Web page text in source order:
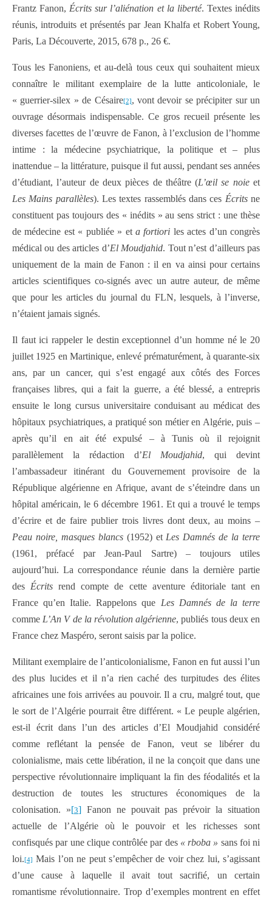
Frantz Fanon, Écrits sur l’aliénation et la liberté. Textes inédits
réunis, introduits et présentés par Jean Khalfa et Robert Young,
Paris, La Découverte, 2015, 678 p., 26 €.
Tous les Fanoniens, et au-delà tous ceux qui souhaitent mieux
connaître le militant exemplaire de la lutte anticoloniale, le
« guerrier-silex » de Césaire[2] , vont devoir se précipiter sur un
ouvrage désormais indispensable. Ce gros recueil présente les
diverses facettes de l’œuvre de Fanon, à l’exclusion de l’homme
intime : la médecine psychiatrique, la politique et – plus
inattendue – la littérature, puisque il fut aussi, pendant ses années
d’étudiant, l’auteur de deux pièces de théâtre (L’œil se noieet
Les Mains parallèles). Les textes rassemblés dans ces Écritsne
constituent pas toujours des « inédits » au sens strict : une thèse
de médecine est « publiée » et a fortiori les actes d’un congrès
médical ou des articles d’El Moudjahid. Tout n’est d’ailleurs pas
uniquement de la main de Fanon : il en va ainsi pour certains
articles scientifiques co-signés avec un autre auteur, de même
que pour les articles du journal du FLN, lesquels, à l’inverse,
n’étaient jamais signés.
Il faut ici rappeler le destin exceptionnel d’un homme né le 20
juillet 1925 en Martinique, enlevé prématurément, à quarante-six
ans, par un cancer, qui s’est engagé aux côtés des Forces
françaises libres, qui a fait la guerre, a été blessé, a entrepris
ensuite le long cursus universitaire conduisant au médicat des
hôpitaux psychiatriques, a pratiqué son métier en Algérie, puis –
après qu’il en ait été expulsé – à Tunis où il rejoignit
parallèlement la rédaction d’El Moudjahid, qui devint
l’ambassadeur itinérant du Gouvernement provisoire de la
République algérienne en Afrique, avant de s’éteindre dans un
hôpital américain, le 6 décembre 1961. Et qui a trouvé le temps
d’écrire et de faire publier trois livres dont deux, au moins –
Peau noire, masques blancs(1952) et Les Damnés de la terre
(1961, préfacé par Jean-Paul Sartre) – toujours utiles
aujourd’hui. La correspondance réunie dans la dernière partie
des Écrits rend compte de cette aventure éditoriale tant en
France qu’en Italie. Rappelons que Les Damnés de la terre
comme L’An V de la révolution algérienne, publiés tous deux en
France chez Maspéro, seront saisis par la police.
Militant exemplaire de l’anticolonialisme, Fanon en fut aussi l’un
des plus lucides et il n’a rien caché des turpitudes des élites
africaines une fois arrivées au pouvoir. Il a cru, malgré tout, que
le sort de l’Algérie pourrait être différent. « Le peuple algérien,
est-il écrit dans l’un des articles d’El Moudjahid considéré
comme reflétant la pensée de Fanon, veut se libérer du
colonialisme, mais cette libération, il ne la conçoit que dans une
perspective révolutionnaire impliquant la fin des féodalités et la
destruction de toutes les structures économiques de la
colonisation. »[3]Fanon ne pouvait pas prévoir la situation
actuelle de l’Algérie où le pouvoir et les richesses sont
confisqués par une clique contrôlée par des « rboba » sans foi ni
loi.[4]
Mais l’on ne peut s’empêcher de voir chez lui, s’agissant
d’une cause à laquelle il avait tout sacrifié, un certain
romantisme révolutionnaire. Trop d’exemples montrent en effet